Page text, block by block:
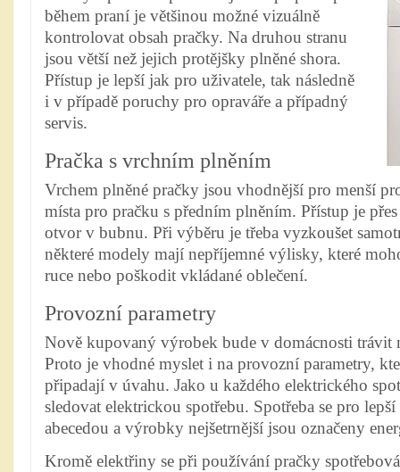
během praní je většinou možné vizuálně
kontrolovat obsah pračky. Na druhou stranu
jsou větší než jejich protějšky plněné shora.
Přístup je lepší jak pro uživatele, tak následně
i v případě poruchy pro opraváře a případný
servis.
Pračka s vrchním plněním
Vrchem plněné pračky jsou vhodnější pro menší
místa pro pračku s předním plněním. Přístup je
otvor v bubnu. Při výběru je třeba vyzkoušet
některé modely mají nepříjemné výlisky, které
ruce nebo poškodit vkládané oblečení.
Provozní parametry
Nově kupovaný výrobek bude v domácnosti trávit
Proto je vhodné myslet i na provozní parametry,
připadají v úvahu. Jako u každého elektrického
sledovat elektrickou spotřebu. Spotřeba se pro
abecedou a výrobky nejšetrnější jsou označeny
Kromě elektřiny se při používání pračky